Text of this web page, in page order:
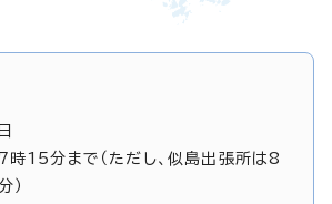
15分まで（ただし、似島出張所は8
）